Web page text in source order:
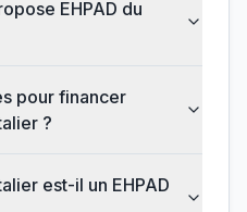
EHPAD du
pour financer
?
est-il un EHPAD